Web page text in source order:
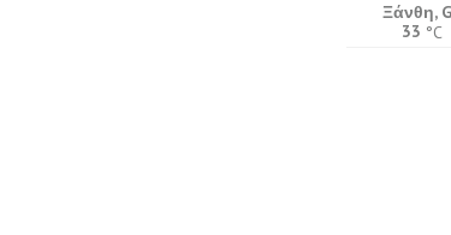
Ξάνθη,
33 °C